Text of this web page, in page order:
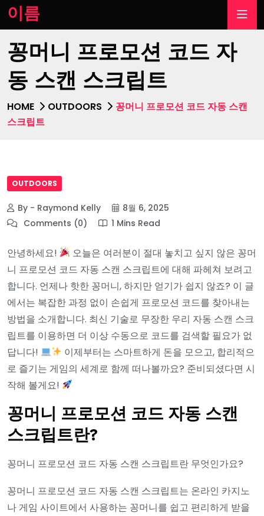
이름
꽁머니 프로모션 코드 자
동 스캔 스크립트
HOME OUTDOORS
꽁머니 프로모션 코드 자동 스캔
스크립트
OUTDOORS
By - Raymond Kelly
8월 6, 2025
Comments (0)
1 Mins Read
안녕하세요!
오늘은 여러분이 절대 놓치고 싶지 않은 꽁머
니 프로모션 코드 자동 스캔 스크립트에 대해 파헤쳐 보려고
합니다. 언제나 핫한 꽁머니, 하지만 얻기가 쉽지 않죠? 이 글
에서는 복잡한 과정 없이 손쉽게 프로모션 코드를 찾아내는
방법을 소개합니다. 최신 기술로 무장한 우리 자동 스캔 스크
립트를 이용하면 더 이상 수동으로 코드를 검색할 필요가 없
답니다!
이제부터는 스마트하게 돈을 모으고, 합리적으
로 즐기는 게임의 세계로 함께 떠나볼까요? 준비되셨다면 시
작해 볼게요!
꽁머니 프로모션 코드 자동 스캔
스크립트란?
꽁머니 프로모션 코드 자동 스캔 스크립트란 무엇인가요?
꽁머니 프로모션 코드 자동 스캔 스크립트는 온라인 카지노
나 게임 사이트에서 사용하는 꽁머니를 쉽고 편리하게 받을